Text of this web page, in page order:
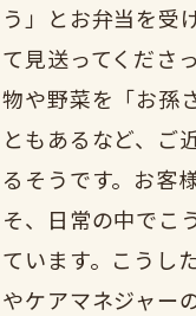
う」とお弁当を受
て見送ってくださ
物や野菜を「お孫
ともあるなど、ご
るそうです。お客
そ、日常の中でこ
ています。こうし
やケアマネジャー